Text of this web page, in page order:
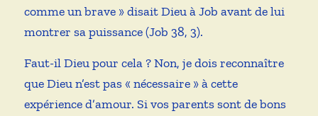
comme un brave » disait Dieu à Job avant de lui
montrer sa puissance (Job 38, 3).
Faut-il Dieu pour cela ? Non, je dois reconnaître
que Dieu n’est pas « nécessaire » à cette
expérience d’amour. Si vos parents sont de bons